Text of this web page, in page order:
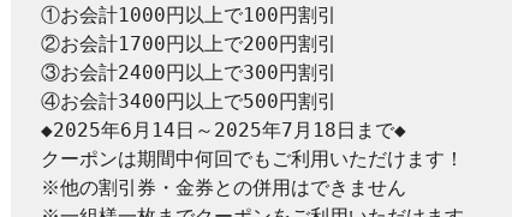
①お会計1000円以上で100円割引
②お会計1700円以上で200円割引
③お会計2400円以上で300円割引
④お会計3400円以上で500円割引
◆2025年6月14日～2025年7月18日まで◆
クーポンは期間中何回でもご利用いただけます！
※他の割引券・金券との併用はできません